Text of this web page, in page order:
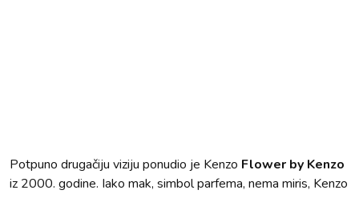
Potpuno drugačiju viziju ponudio je Kenzo Flower by Kenzo
iz 2000. godine. Iako mak, simbol parfema, nema miris, Kenzo